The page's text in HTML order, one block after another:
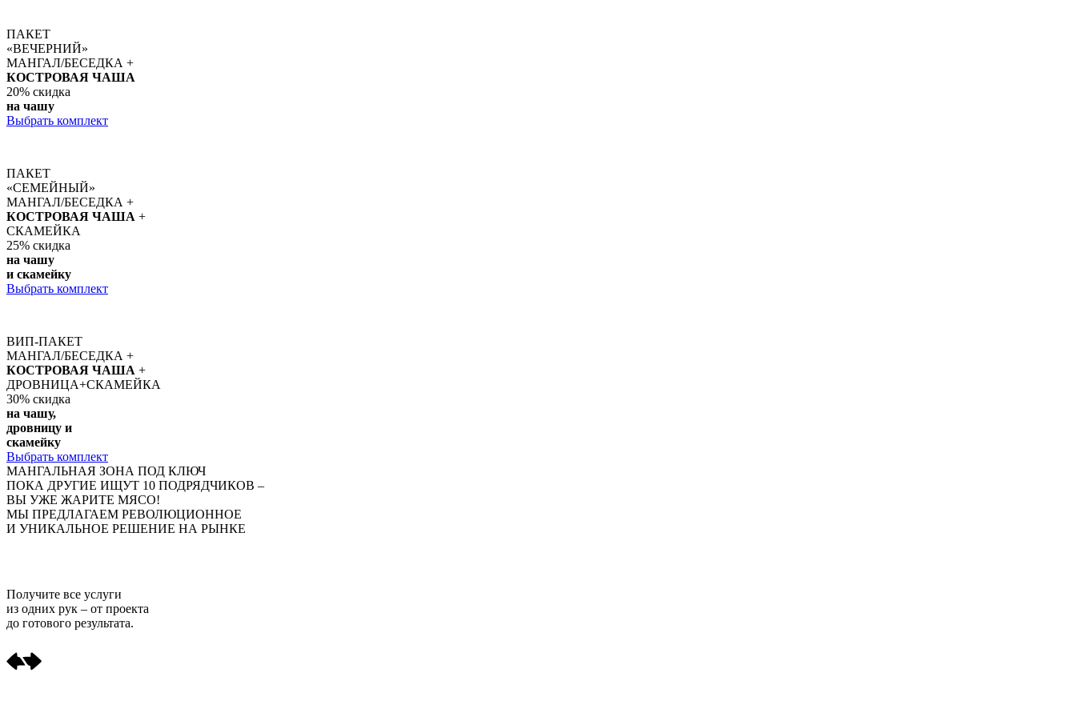
ПАКЕТ
«ВЕЧЕРНИЙ»
МАНГАЛ/БЕСЕДКА +
КОСТРОВАЯ ЧАША
20% скидка
на чашу
Выбрать комплект
ПАКЕТ
«СЕМЕЙНЫЙ»
МАНГАЛ/БЕСЕДКА +
КОСТРОВАЯ ЧАША +
СКАМЕЙКА
25% скидка
на чашу
и скамейку
Выбрать комплект
ВИП-ПАКЕТ
МАНГАЛ/БЕСЕДКА +
КОСТРОВАЯ ЧАША +
ДРОВНИЦА+СКАМЕЙКА
30% скидка
на чашу,
дровницу и
скамейку
Выбрать комплект
МАНГАЛЬНАЯ ЗОНА ПОД КЛЮЧ
ПОКА ДРУГИЕ ИЩУТ 10 ПОДРЯДЧИКОВ –
ВЫ УЖЕ ЖАРИТЕ МЯСО!
МЫ ПРЕДЛАГАЕМ РЕВОЛЮЦИОННОЕ
И УНИКАЛЬНОЕ РЕШЕНИЕ НА РЫНКЕ
Получите все услуги
из одних рук – от проекта
до готового результата.